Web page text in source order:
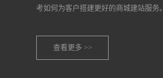
考如何为客户搭建更好的商城建站服务。
查看更多 >>